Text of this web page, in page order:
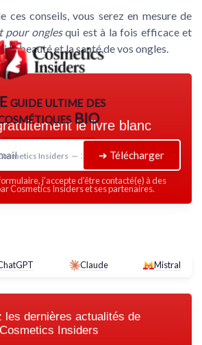
ces conseils, vous serez en mesure de
pour onglesqui est à la fois efficace et
la beauté et la santé de vos ongles.
guide ultime des
BIO
Insiders — 2026
le livre blanc
➔ Télécharger
j’accepte d’être contacté(e) à des
Cosmetics Insiders et ses partenaires.
Claude Mistral
les dernières actualités de
Cosmetics Insiders